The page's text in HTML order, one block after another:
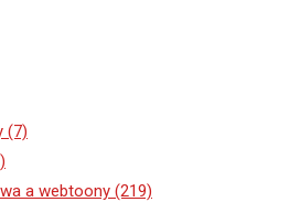
(7)
a webtoony (219)